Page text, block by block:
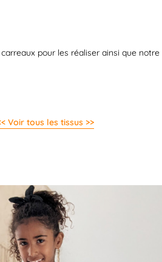
pour les réaliser ainsi que notre
Voir tous les tissus >>